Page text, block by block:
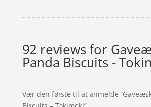
92 reviews for
Panda Biscuits -
Vær den første til at anmelde
Biscuits – Tokimeki”